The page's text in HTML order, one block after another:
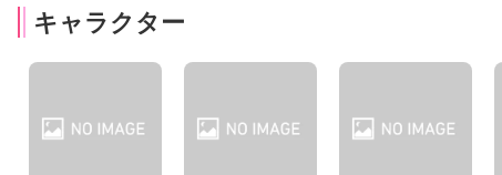
キャラクター